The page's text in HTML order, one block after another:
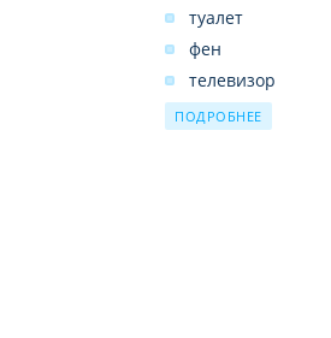
туалет
фен
телевизор
телефон
ПОДРОБНЕЕ